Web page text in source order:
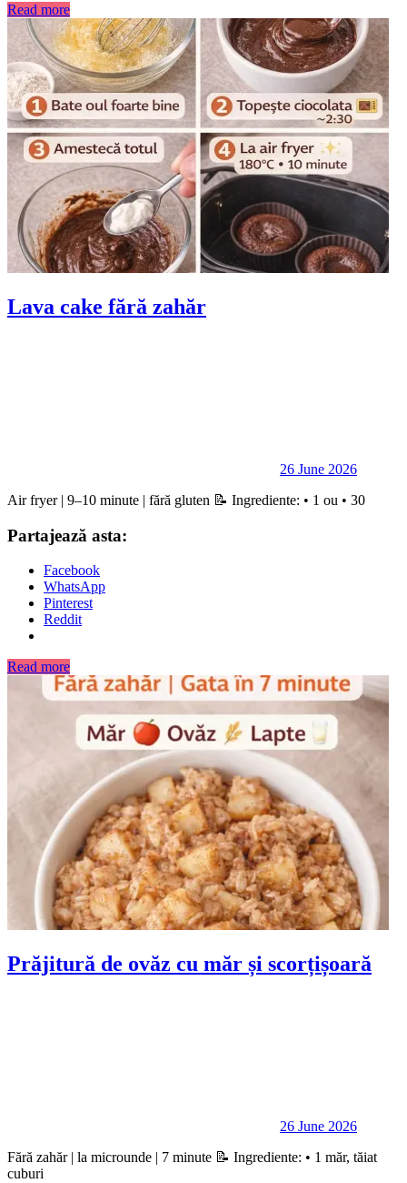
Read more
Lava cake fără zahăr
26 June 2026
Air fryer | 9–10 minute | fără gluten 📝 Ingrediente: • 1 ou • 30
Partajează asta:
Facebook
WhatsApp
Pinterest
Reddit
Read more
Prăjitură de ovăz cu măr și scorțișoară
26 June 2026
Fără zahăr | la microunde | 7 minute 📝 Ingrediente: • 1 măr, tăiat
cuburi